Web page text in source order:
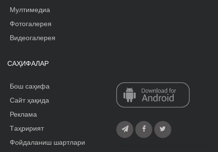
Мултимедиа
Фотогалерея
Видеогалерея
САҲИФАЛАР
Бош саҳифа
Сайт ҳақида
Реклама
Tаҳририят
Фойдаланиш шартлари